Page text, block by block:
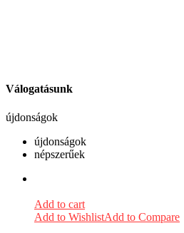
Válogatásunk
újdonságok
újdonságok
népszerűek
Add to cart
Add to WishlistAdd to Compare